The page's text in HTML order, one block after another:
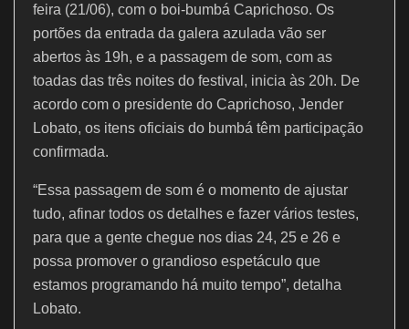
feira (21/06), com o boi-bumbá Caprichoso. Os
portões da entrada da galera azulada vão ser
abertos às 19h, e a passagem de som, com as
toadas das três noites do festival, inicia às 20h. De
acordo com o presidente do Caprichoso, Jender
Lobato, os itens oficiais do bumbá têm participação
confirmada.
“Essa passagem de som é o momento de ajustar
tudo, afinar todos os detalhes e fazer vários testes,
para que a gente chegue nos dias 24, 25 e 26 e
possa promover o grandioso espetáculo que
estamos programando há muito tempo”, detalha
Lobato.